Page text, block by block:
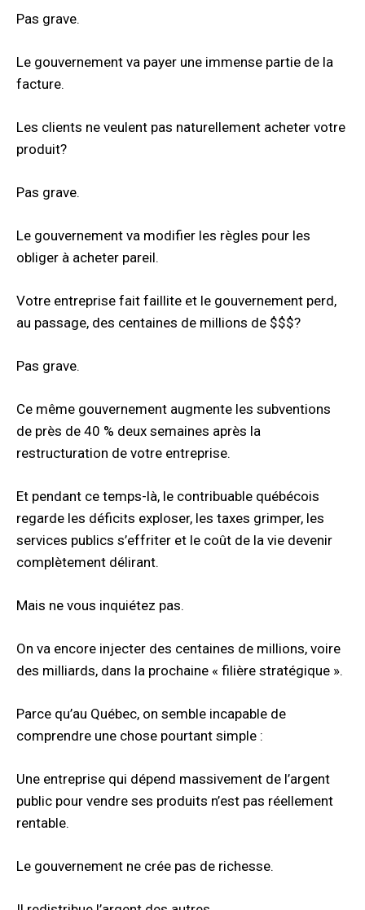
Pas grave.
Le gouvernement va payer une immense partie de la
facture.
Les clients ne veulent pas naturellement acheter votre
produit?
Pas grave.
Le gouvernement va modifier les règles pour les
obliger à acheter pareil.
Votre entreprise fait faillite et le gouvernement perd,
au passage, des centaines de millions de $$$?
Pas grave.
Ce même gouvernement augmente les subventions
de près de 40 % deux semaines après la
restructuration de votre entreprise.
Et pendant ce temps-là, le contribuable québécois
regarde les déficits exploser, les taxes grimper, les
services publics s’effriter et le coût de la vie devenir
complètement délirant.
Mais ne vous inquiétez pas.
On va encore injecter des centaines de millions, voire
des milliards, dans la prochaine « filière stratégique ».
Parce qu’au Québec, on semble incapable de
comprendre une chose pourtant simple :
Une entreprise qui dépend massivement de l’argent
public pour vendre ses produits n’est pas réellement
rentable.
Le gouvernement ne crée pas de richesse.